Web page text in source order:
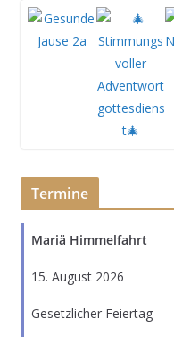
Termine
Mariä Himmelfahrt
15. August 2026
Gesetzlicher Feiertag